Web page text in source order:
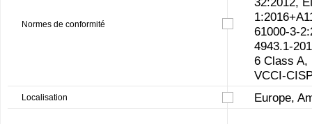
Normes de conformité
61000-3-
4943.1-
6 Class A,
VCCI-
Localisation Europe,